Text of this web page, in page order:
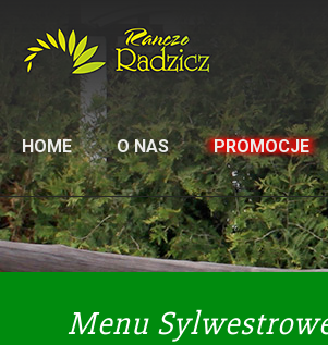
HOME O NAS PROMOCJE
Menu